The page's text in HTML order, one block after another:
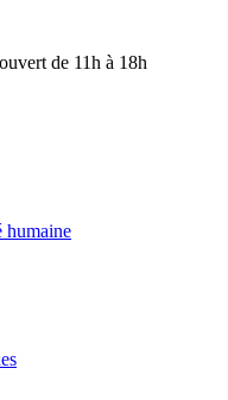
ouvert de 11h à 18h
humaine